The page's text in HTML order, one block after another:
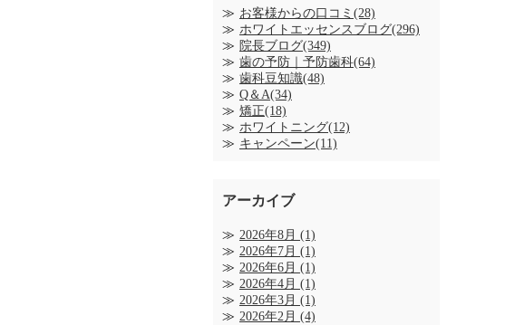
お客様からの口コミ(28)
ホワイトエッセンスブログ(296)
院長ブログ(349)
歯の予防｜予防歯科(64)
歯科豆知識(48)
Q＆A(34)
矯正(18)
ホワイトニング(12)
キャンペーン(11)
アーカイブ
2026年8月 (1)
2026年7月 (1)
2026年6月 (1)
2026年4月 (1)
2026年3月 (1)
2026年2月 (4)